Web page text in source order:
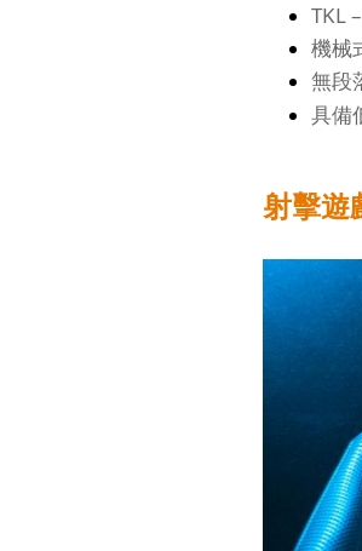
TKL
機械
無段
具備
射擊遊